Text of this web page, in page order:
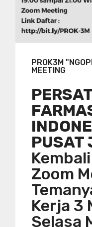
PROK3M
MEETING
PUSAT
Zoom
Kerja 3
Selasa